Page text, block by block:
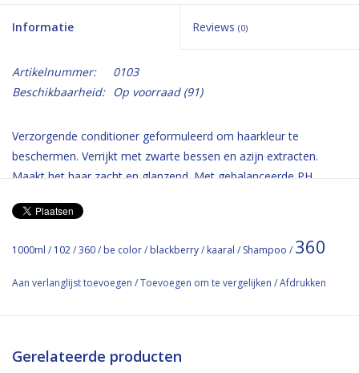
Informatie Reviews (0)
Artikelnummer:
0103
Beschikbaarheid:
Op voorraad(91)
Verzorgende conditioner geformuleerd om haarkleur te
beschermen. Verrijkt met zwarte bessen en azijn extracten.
Maakt het haar zacht en glanzend. Met gebalanceerde PH
dat vrije radicalen minder schade doen. Zonder
color intensity and shine last longer. The Blackberry Vinegar,
NO: Mineral Oil, Paraben, Gluten
1000ml / 102/360/ be color/ blackberry/ kaaral / Shampoo / 360
Aan verlanglijst toevoegen /Toevoegen om te vergelijken /Afdrukken
Gerelateerde producten